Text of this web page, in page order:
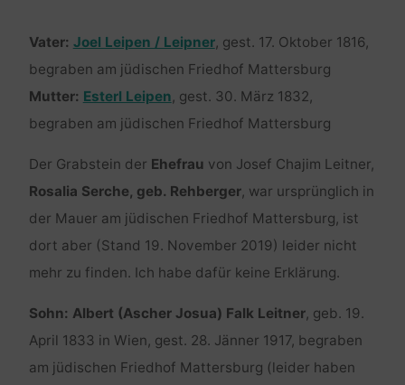
Vater: Joel Leipen / Leipner, gest. 17. Oktober 1816,
begraben am jüdischen Friedhof Mattersburg
Mutter: Esterl Leipen, gest. 30. März 1832,
begraben am jüdischen Friedhof Mattersburg
Der Grabstein der Ehefrau von Josef Chajim Leitner,
Rosalia Serche, geb. Rehberger, war ursprünglich in
der Mauer am jüdischen Friedhof Mattersburg, ist
dort aber (Stand 19. November 2019) leider nicht
mehr zu finden. Ich habe dafür keine Erklärung.
Sohn: Albert (Ascher Josua) Falk Leitner, geb. 19.
April 1833 in Wien, gest. 28. Jänner 1917, begraben
am jüdischen Friedhof Mattersburg (leider haben